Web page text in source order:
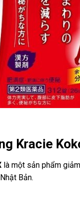
Kracie
là một sản phẩm
Bản.